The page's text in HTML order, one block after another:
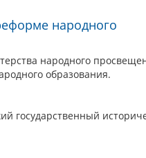
народного
народного
образования.
государственный